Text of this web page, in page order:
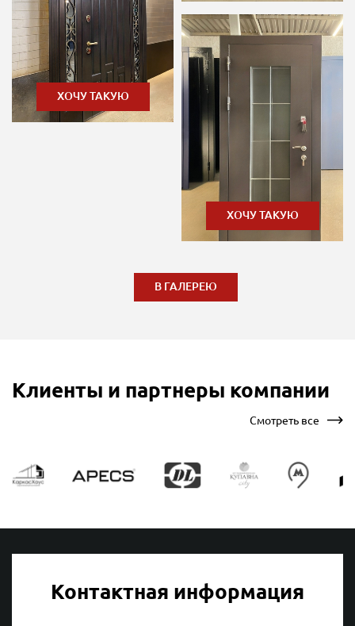
ХОЧУ ТАКУЮ
ХОЧУ ТАКУЮ
В ГАЛЕРЕЮ
Клиенты и партнеры компании
Смотреть все
Контактная информация